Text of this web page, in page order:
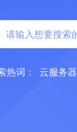
热词： 云服务器